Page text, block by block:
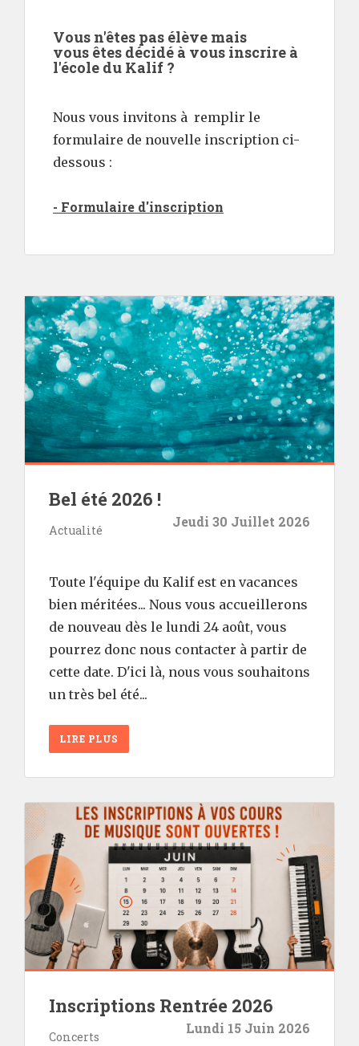
Vous n'êtes pas élève mais
vous êtes décidé à vous inscrire à
l'école du Kalif ?
Nous vous invitons à remplir le
formulaire de nouvelle inscription ci-
dessous :
- Formulaire d'inscription
Bel été 2026 !
Actualité
Jeudi 30 Juillet 2026
Toute l'équipe du Kalif est en vacances
bien méritées... Nous vous accueillerons
de nouveau dès le lundi 24 août, vous
pourrez donc nous contacter à partir de
cette date. D'ici là, nous vous souhaitons
un très bel été...
LIRE PLUS
Inscriptions Rentrée 2026
Concerts
Lundi 15 Juin 2026